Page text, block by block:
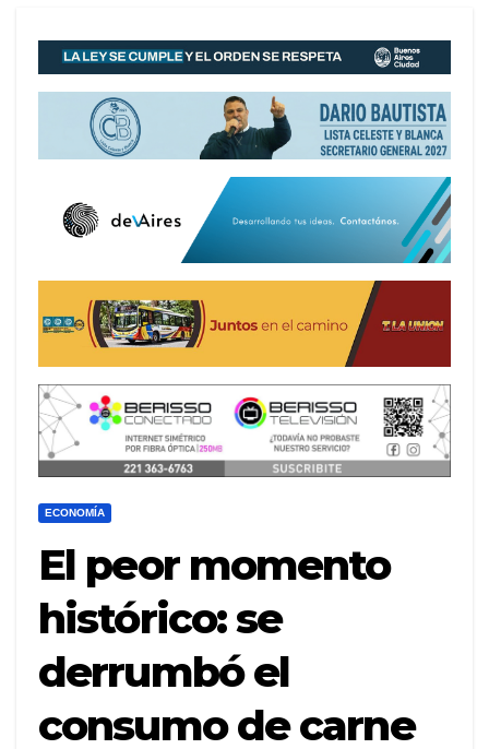
ECONOMÍA
El peor momento
histórico: se
derrumbó el
consumo de carne